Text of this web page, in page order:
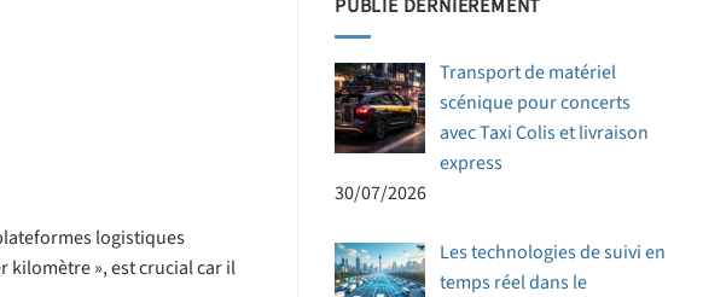
logistiques
kilomètre », est crucial car il
PUBLIÉ DERNIÈREMENT
Transport de matériel
scénique pour concerts
avec Taxi Colis et livraison
express
30/07/2026
Les technologies de suivi en
temps réel dans le